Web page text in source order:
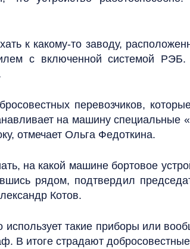
к какому-то заводу,
с включенной системой
перевозчиков,
на машину специальные
отмечает Ольга Федоткина.
на какой машине бортовое
рядом, подтвердил
Котов.
такие приборы или
В итоге страдают